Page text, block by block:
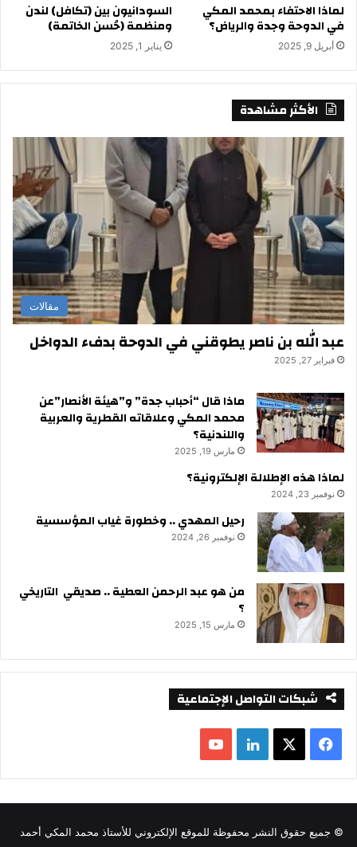
لماذا الاحتفاء بمحمد المكي
في الدوحة وجدة والرياض؟
أبريل 9, 2025
السودانيون بين (تكافل) لندن
ومنظمة (حُسن الخاتمة)
يناير 1, 2025
الأكثر مشاهدة
مقالات
عبد الله بن ناصر يطوقني في الدوحة بدفء الدواخل
فبراير 27, 2025
ماذا قال “أحباب جدة” و”هيئة الأنصار”عن
محمد المكي وعلاقاته القطرية والعربية
واللندنية؟
مارس 19, 2025
لماذا هذه الإطلالة الإلكترونية؟
نوفمبر 23, 2024
رحيل المهدي .. وخطورة غياب المؤسسية
نوفمبر 26, 2024
من هو عبد الرحمن العطية .. صديقي التاريخي
؟
مارس 15, 2025
شبكات التواصل الإجتماعية
ي
س
ب
X
ي
ن
ك
Y
o
u
© جميع حقوق النشر محفوظة للموقع الإلكتروني للأستاذ محمد المكي أحمد